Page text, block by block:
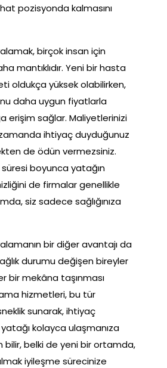
pozisyonda kalmasını
birçok insan için
mantıklıdır. Yeni bir hasta
oldukça yüksek olabilirken,
daha uygun fiyatlarla
erişim sağlar. Maliyetlerinizi
zamanda ihtiyaç duyduğunuz
de ödün vermezsiniz.
süresi boyunca yatağın
de firmalar genellikle
siz sadece sağlığınıza
bir diğer avantajı da
durumu değişen bireyler
bir mekâna taşınması
hizmetleri, bu tür
sunarak, ihtiyaç
kolayca ulaşmanıza
bilir, belki de yeni bir ortamda,
iyileşme sürecinize